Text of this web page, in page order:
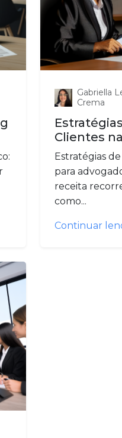
Gabriella
Crema
Clientes
Estratégias
para
receita
como...
Continuar